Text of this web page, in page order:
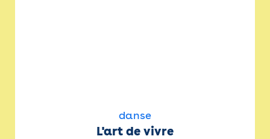
danse
L'art de vivre